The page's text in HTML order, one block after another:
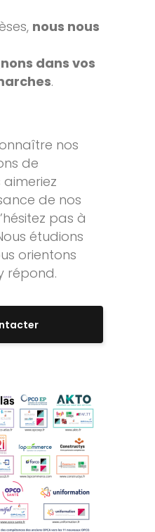
nous nous
dans vos
.
nos
de
de nos
pas à
étudions
orientons
répond.